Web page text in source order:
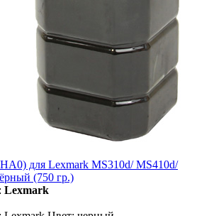
для Lexmark MS310d/ MS410d/
(750 гр.)
Lexmark